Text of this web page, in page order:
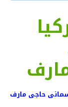
حاجی مارف